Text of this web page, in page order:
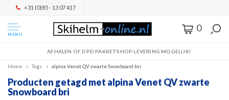
+31 (0)85 - 13 07 417
MENU
0
AFHALEN OF DPD PAKKETSHOP LEVERING MOGELIJK!
Home Tags alpina Venet QV zwarte Snowboard bri
Producten getagd met alpina Venet QV zwarte
Snowboard bri